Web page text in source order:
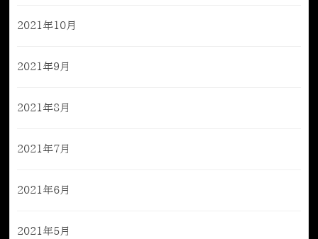
2021年10月
2021年9月
2021年8月
2021年7月
2021年6月
2021年5月